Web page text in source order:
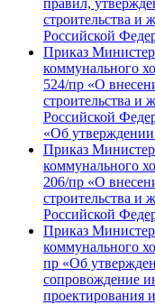
правил,
строительства и
Российской
Приказ
коммунального
524/пр «О
строительства и
Российской
«Об
Приказ
коммунального
206/пр «О
строительства и
Российской
Приказ
коммунального
пр «Об
сопровождение
проектирования